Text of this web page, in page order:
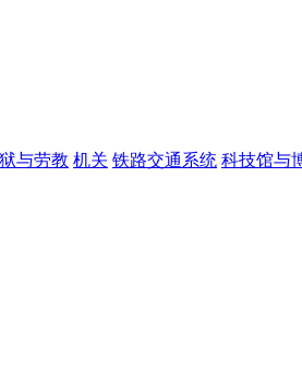
与劳教 机关 铁路交通系统 科技馆与